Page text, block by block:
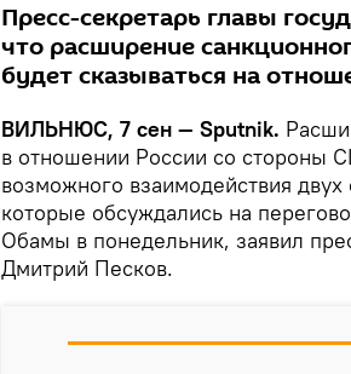
Пресс-секретарь главы
что расширение
будет сказываться на
ВИЛЬНЮС, 7 сен — Sputnik.
в отношении России со стороны
возможного взаимодействия
которые обсуждались на
Обамы в понедельник, заявил
Дмитрий Песков.